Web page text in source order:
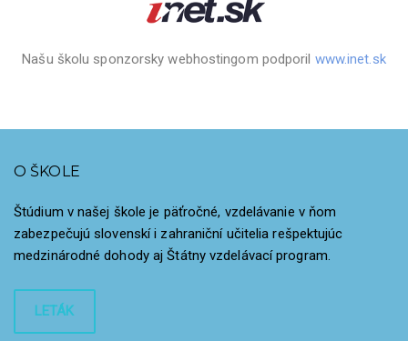
Našu školu sponzorsky webhostingom podporil www.inet.sk
O ŠKOLE
Štúdium v našej škole je päťročné, vzdelávanie v ňom
zabezpečujú slovenskí i zahraniční učitelia rešpektujúc
medzinárodné dohody aj Štátny vzdelávací program.
LETÁK